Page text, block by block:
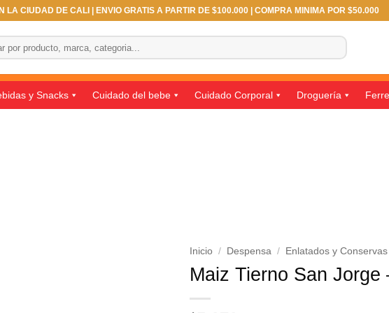
LA CIUDAD DE CALI | ENVIO GRATIS A PARTIR DE $100.000 | COMPRA MINIMA POR $50.000
y Snacks Cuidado del bebe Cuidado Corporal Droguería
Inicio / Despensa / Enlatados y Conservas
Maiz Tierno San Jorge